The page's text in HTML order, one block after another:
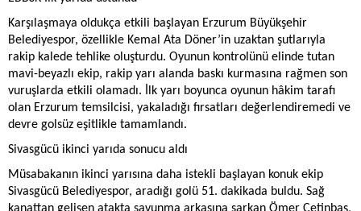
Karşılaşmaya oldukça etkili başlayan Erzurum Büyükşehir
Belediyespor, özellikle Kemal Ata Döner’in uzaktan şutlarıyla
rakip kalede tehlike oluşturdu. Oyunun kontrolünü elinde tutan
mavi-beyazlı ekip, rakip yarı alanda baskı kurmasına rağmen son
vuruşlarda etkili olamadı. İlk yarı boyunca oyunun hâkim tarafı
olan Erzurum temsilcisi, yakaladığı fırsatları değerlendiremedi ve
devre golsüz eşitlikle tamamlandı.
Sivasgücü ikinci yarıda sonucu aldı
Müsabakanın ikinci yarısına daha istekli başlayan konuk ekip
Sivasgücü Belediyespor, aradığı golü 51. dakikada buldu. Sağ